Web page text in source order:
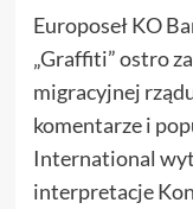
Europoseł KO
„Graffiti” ostro
migracyjnej
komentarze i
International
interpretacje